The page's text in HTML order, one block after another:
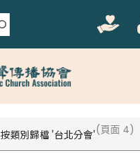
按類別歸檔 '台北分會'(頁面 4)